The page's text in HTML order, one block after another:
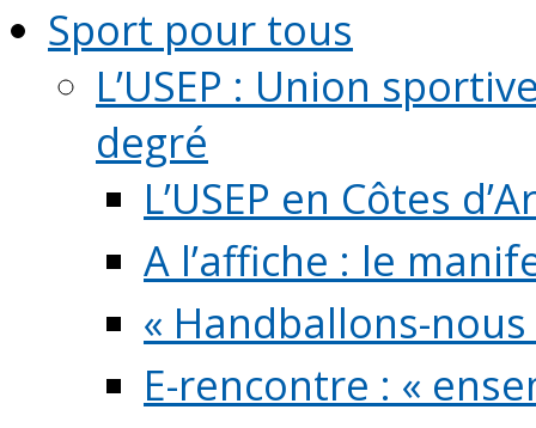
Sport pour tous
L’USEP : Union
degré
L’USEP en Côtes
A l’affiche : le
« Handballons-
E-rencontre : «